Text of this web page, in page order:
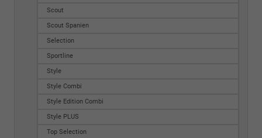
Scout
Scout Spanien
Selection
Sportline
Style
Style Combi
Style Edition Combi
Style PLUS
Top Selection